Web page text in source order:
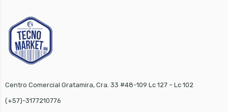
Centro Comercial Gratamira, Cra. 33 #48-109 Lc 127 – Lc 102
(+57)-3177210776